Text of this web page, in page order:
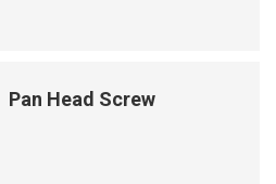
Pan Head Screw